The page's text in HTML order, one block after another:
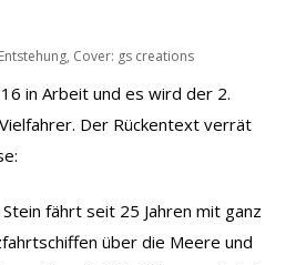
Cover: gs creations
in Arbeit und es wird der 2.
Der Rückentext verrät
fährt seit 25 Jahren mit ganz
über die Meere und